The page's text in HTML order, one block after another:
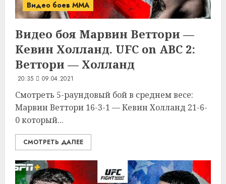
Видео боев MMA
Видео боя Марвин Веттори —
Кевин Холланд. UFC on ABC 2:
Веттори — Холланд
20:35 09.04.2021
Смотреть 5-раундовый бой в среднем весе:
Марвин Веттори 16-3-1 — Кевин Холланд 21-6-
0 который...
СМОТРЕТЬ ДАЛЕЕ